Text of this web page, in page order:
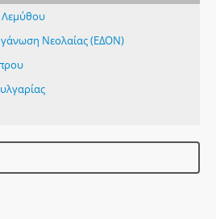
Λεμύθου
Νεολαίας (ΕΔΟΝ)